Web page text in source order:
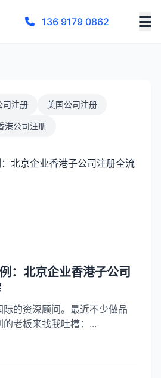
136 9179 0862
司注册 美国公司注册
港公司注册
：北京企业香港子公司
的资深顾问。最近不少做品
老板来找我吐槽：...